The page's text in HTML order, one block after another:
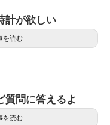
計が欲しい
を読む
質問に答えるよ
を読む